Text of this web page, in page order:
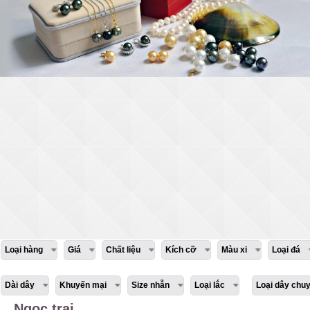
Loại hàng Giá Chất liệu Kích cỡ Màu xi Loại đá
Dài dây Khuyến mại Size nhẫn Loại lắc Loại dây